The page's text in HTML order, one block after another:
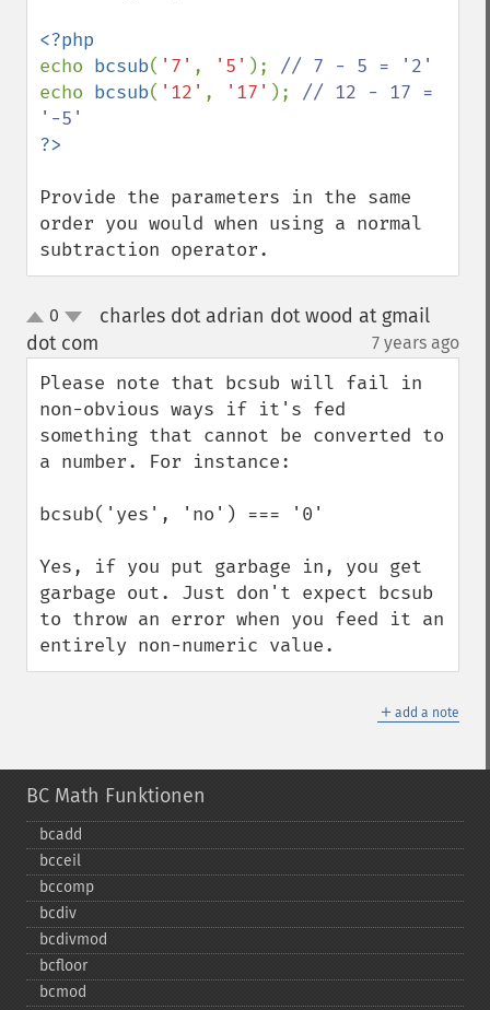
echo bcsub( '7' , '5' );
echo bcsub( '12' , '17' ); // 12 - 17 =
Provide the parameters in the same
order you would when using a normal
subtraction operator.
up
down
0
charles dot adrian dot wood at gmail
dot com
7 years ago
Please note that bcsub will fail in
non-obvious ways if it's fed
something that cannot be converted to
a number. For instance:
bcsub('yes', 'no') === '0'
Yes, if you put garbage in, you get
garbage out. Just don't expect bcsub
to throw an error when you feed it an
entirely non-numeric value.
＋ add a note
BC Math Funktionen
bcadd
bcceil
bccomp
bcdiv
bcdivmod
bcfloor
bcmod